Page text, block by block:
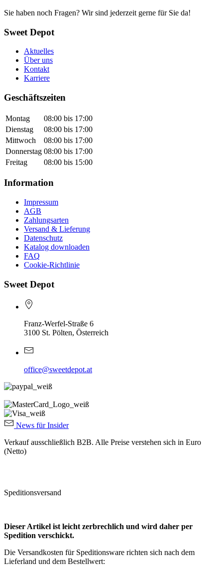
Sie haben noch Fragen? Wir sind jederzeit gerne für Sie da!
Sweet Depot
Aktuelles
Über uns
Kontakt
Karriere
Geschäftszeiten
Montag
08:00 bis 17:00
Dienstag
08:00 bis 17:00
Mittwoch
08:00 bis 17:00
Donnerstag 08:00 bis 17:00
Freitag
08:00 bis 15:00
Information
Impressum
AGB
Zahlungsarten
Versand & Lieferung
Datenschutz
Katalog downloaden
FAQ
Cookie-Richtlinie
Sweet Depot
Franz-Werfel-Straße 6
3100 St. Pölten, Österreich
office@sweetdepot.at
News für Insider
Verkauf ausschließlich B2B. Alle Preise verstehen sich in Euro
(Netto)
Speditionsversand
Dieser Artikel ist leicht zerbrechlich und wird daher per
Spedition verschickt.
Die Versandkosten für Speditionsware richten sich nach dem
Lieferland und dem Bestellwert: